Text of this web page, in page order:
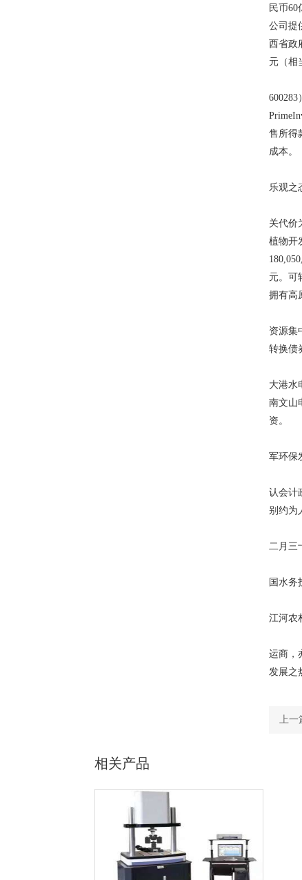
民币
公司提
西省政
元（相
售所得
成本。
乐观之
关代价
植物开
元。可
拥有高
资源集
转换债
大港水
南文山
资。
军环保
认会计
别约为
二月三
国水务
江河农
运商，
发展之
上一
相关产品